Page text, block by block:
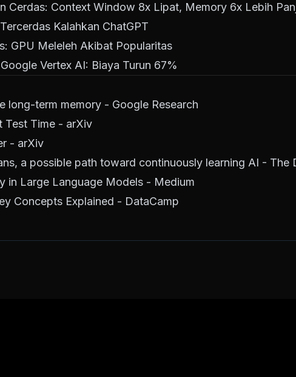
Cerdas: Context Window 8x Lipat, Memory 6x Lebih
Kalahkan ChatGPT
GPU Meleleh Akibat Popularitas
Vertex AI: Biaya Turun 67%
long-term memory - Google Research
Test Time - arXiv
- arXiv
a possible path toward continuously learning AI - The
in Large Language Models - Medium
Concepts Explained - DataCamp